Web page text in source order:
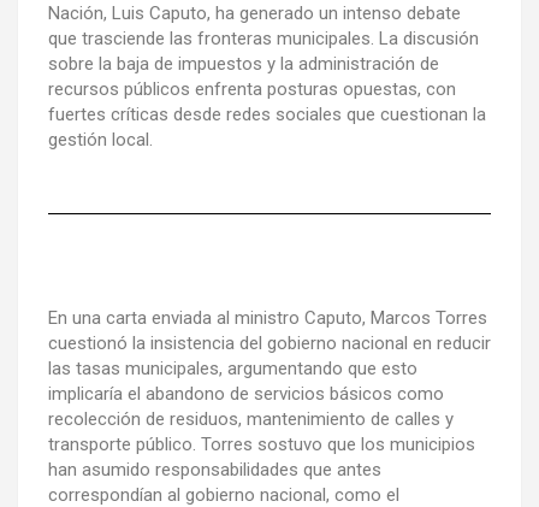
Nación, Luis Caputo, ha generado un intenso debate
que trasciende las fronteras municipales. La discusión
sobre la baja de impuestos y la administración de
recursos públicos enfrenta posturas opuestas, con
fuertes críticas desde redes sociales que cuestionan la
gestión local.
En una carta enviada al ministro Caputo, Marcos Torres
cuestionó la insistencia del gobierno nacional en reducir
las tasas municipales, argumentando que esto
implicaría el abandono de servicios básicos como
recolección de residuos, mantenimiento de calles y
transporte público. Torres sostuvo que los municipios
han asumido responsabilidades que antes
correspondían al gobierno nacional, como el